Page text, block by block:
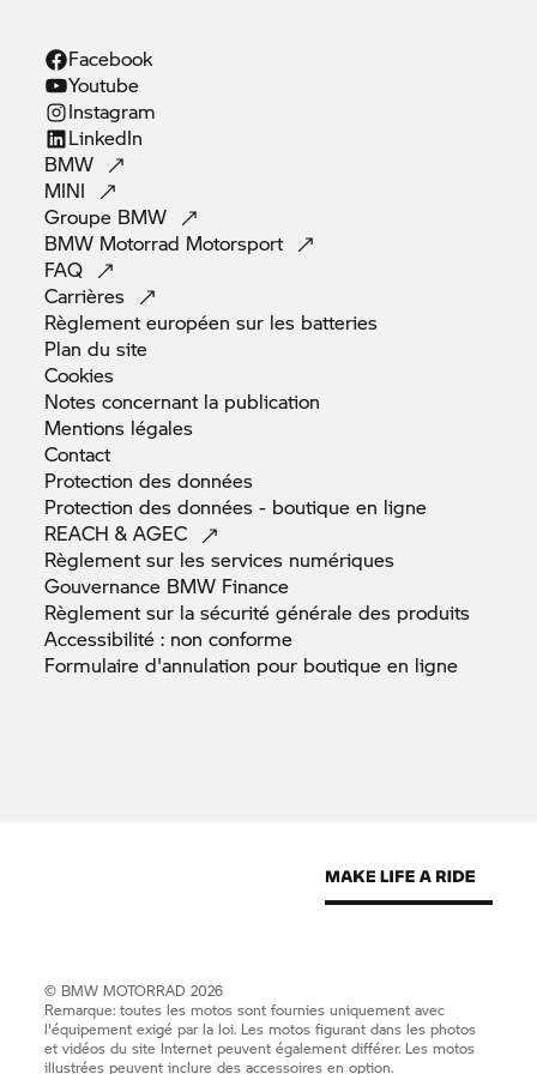
Facebook
Youtube
Instagram
LinkedIn
BMW
MINI
Groupe BMW
BMW Motorrad Motorsport
FAQ
Carrières
Règlement européen sur les batteries
Plan dusite
Cookies
Notes concernant la publication
Mentions légales
Contact
Protection desdonnées
Protection des données - boutique en ligne
REACH &AGEC
Règlement sur les services numériques
Gouvernance BMW Finance
Règlement sur la sécurité générale des produits
Accessibilité : nonconforme
Formulaire d'annulation pour boutique en ligne
© BMW MOTORRAD 2026
Remarque: toutes les motos sont fournies uniquement avec
l'équipement exigé par la loi. Les motos figurant dans les photos
et vidéos du site Internet peuvent également différer. Les motos
illustrées peuvent inclure des accessoires en option.